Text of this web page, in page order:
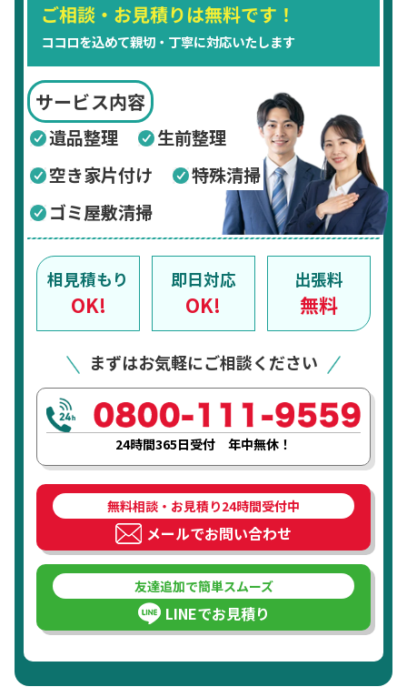
ご相談・お見積りは無料です！
ココロを込めて親切・丁寧に対応いたします
サービス内容
遺品整理
生前整理
空き家片付け
特殊清掃
ゴミ屋敷清掃
相見積もり
OK!
即日対応
OK!
出張料
無料
まずはお気軽にご相談ください
24時間365日受付 年中無休！
無料相談・お見積り24時間受付中
メールでお問い合わせ
友達追加で簡単スムーズ
LINEでお見積り